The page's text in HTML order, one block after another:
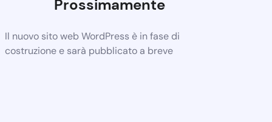
Prossimamente
Il nuovo sito web WordPress è in fase di
costruzione e sarà pubblicato a breve